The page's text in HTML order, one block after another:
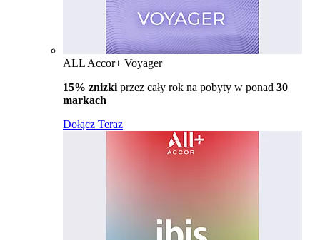
ALL Accor+ Voyager
15% znizki przez cały rok na pobyty w ponad 30
markach
Dołącz Teraz